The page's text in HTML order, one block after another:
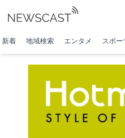
新着 地域検索 エンタメ スポー